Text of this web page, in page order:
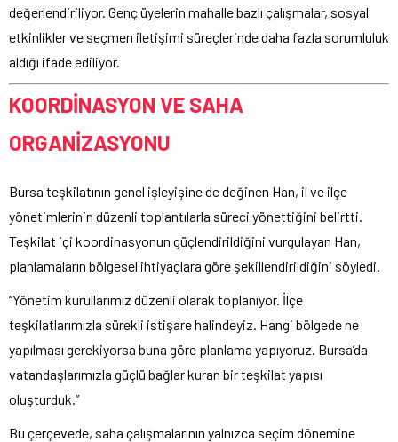
değerlendiriliyor. Genç üyelerin mahalle bazlı çalışmalar, sosyal
etkinlikler ve seçmen iletişimi süreçlerinde daha fazla sorumluluk
aldığı ifade ediliyor.
KOORDİNASYON VE SAHA
ORGANİZASYONU
Bursa teşkilatının genel işleyişine de değinen Han, il ve ilçe
yönetimlerinin düzenli toplantılarla süreci yönettiğini belirtti.
Teşkilat içi koordinasyonun güçlendirildiğini vurgulayan Han,
planlamaların bölgesel ihtiyaçlara göre şekillendirildiğini söyledi.
“Yönetim kurullarımız düzenli olarak toplanıyor. İlçe
teşkilatlarımızla sürekli istişare halindeyiz. Hangi bölgede ne
yapılması gerekiyorsa buna göre planlama yapıyoruz. Bursa’da
vatandaşlarımızla güçlü bağlar kuran bir teşkilat yapısı
oluşturduk.”
Bu çerçevede, saha çalışmalarının yalnızca seçim dönemine